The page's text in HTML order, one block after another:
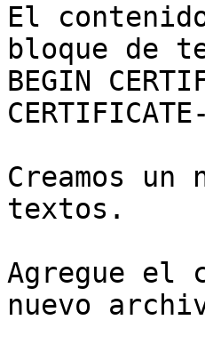
El
bloque de
BEGIN
Creamos
textos.
Agregue el
nuevo